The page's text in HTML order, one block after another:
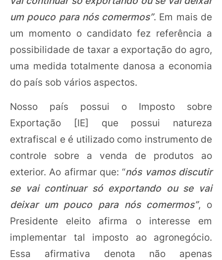
um pouco para nós comermos”. Em mais de
um momento o candidato fez referência a
possibilidade de taxar a exportação do agro,
uma medida totalmente danosa a economia
do país sob vários aspectos.
Nosso país possui o Imposto sobre
Exportação [IE] que possui natureza
extrafiscal e é utilizado como instrumento de
controle sobre a venda de produtos ao
exterior. Ao afirmar que: “nós vamos discutir
se vai continuar só exportando ou se vai
deixar um pouco para nós comermos”, o
Presidente eleito afirma o interesse em
implementar tal imposto ao agronegócio.
Essa afirmativa denota não apenas